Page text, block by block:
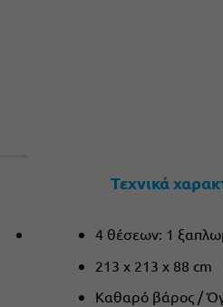
Τεχνικά
4 θέσεων: 1
213 x 213 x 88 cm
Καθαρό βάρος /